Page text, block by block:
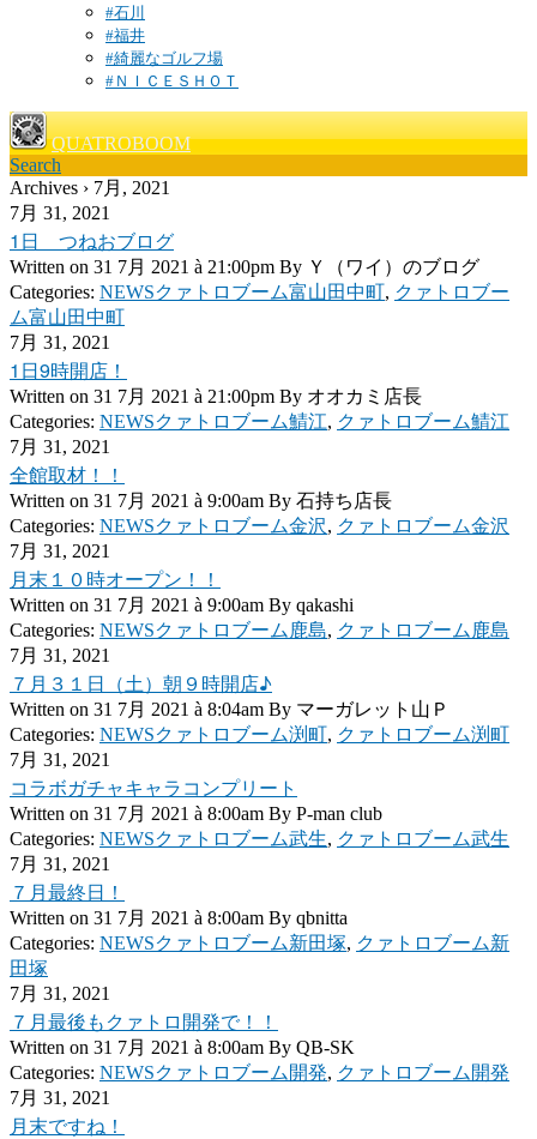
#石川
#福井
#綺麗なゴルフ場
#ＮＩＣＥＳＨＯＴ
QUATROBOOM
Search
Archives › 7月, 2021
7月 31, 2021
1日 つねおブログ
Written on 31 7月 2021 à 21:00pm By Ｙ（ワイ）のブログ
Categories: NEWSクァトロブーム富山田中町, クァトロブー
ム富山田中町
7月 31, 2021
1日9時開店！
Written on 31 7月 2021 à 21:00pm By オオカミ店長
Categories: NEWSクァトロブーム鯖江, クァトロブーム鯖江
7月 31, 2021
全館取材！！
Written on 31 7月 2021 à 9:00am By 石持ち店長
Categories: NEWSクァトロブーム金沢, クァトロブーム金沢
7月 31, 2021
月末１０時オープン！！
Written on 31 7月 2021 à 9:00am By qakashi
Categories: NEWSクァトロブーム鹿島, クァトロブーム鹿島
7月 31, 2021
７月３１日（土）朝９時開店♪
Written on 31 7月 2021 à 8:04am By マーガレット山Ｐ
Categories: NEWSクァトロブーム渕町, クァトロブーム渕町
7月 31, 2021
コラボガチャキャラコンプリート
Written on 31 7月 2021 à 8:00am By P-man club
Categories: NEWSクァトロブーム武生, クァトロブーム武生
7月 31, 2021
７月最終日！
Written on 31 7月 2021 à 8:00am By qbnitta
Categories: NEWSクァトロブーム新田塚, クァトロブーム新
田塚
7月 31, 2021
７月最後もクァトロ開発で！！
Written on 31 7月 2021 à 8:00am By QB-SK
Categories: NEWSクァトロブーム開発, クァトロブーム開発
7月 31, 2021
月末ですね！